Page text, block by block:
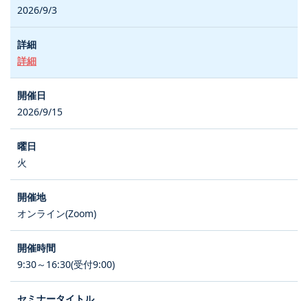
2026/9/3
詳細
2026/9/15
火
オンライン(Zoom)
9:30～16:30(受付9:00)